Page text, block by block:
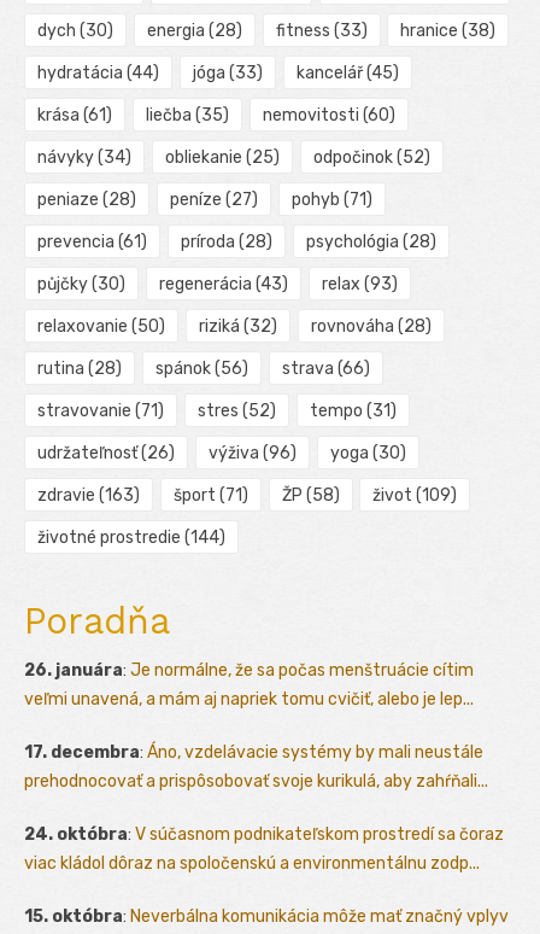
dych (30) energia (28) fitness (33) hranice (38)
hydratácia (44) jóga (33) kancelář(45)
krása (61) liečba (35) nemovitosti (60)
návyky(34) obliekanie (25) odpočinok(52)
peniaze (28) peníze (27) pohyb (71)
prevencia (61) príroda (28) psychológia (28)
půjčky(30) regenerácia (43) relax (93)
relaxovanie (50) riziká (32) rovnováha (28)
rutina (28) spánok(56) strava (66)
stravovanie (71) stres (52) tempo (31)
udržateľnosť(26) výživa (96) yoga (30)
zdravie (163) šport (71) ŽP (58) život (109)
životné prostredie (144)
Poradňa
26. januára: Je normálne, že sa počas menštruácie cítim
veľmi unavená, a mám aj napriek tomu cvičiť, alebo je lep...
17. decembra: Áno, vzdelávacie systémy by mali neustále
prehodnocovať a prispôsobovať svoje kurikulá, aby zahŕňali...
24. októbra: V súčasnom podnikateľskom prostredí sa čoraz
viac kládol dôraz na spoločenskú a environmentálnu zodp...
15. októbra: Neverbálna komunikácia môže mať značný vplyv